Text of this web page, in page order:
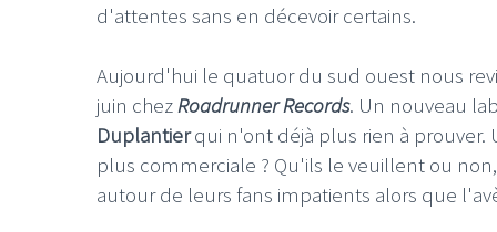
d'attentes sans en décevoir certains.
Aujourd'hui le quatuor du sud ouest nous
juin chezRoadrunner Records. Un nouveau
Duplantierqui n'ont déjà plus rien à
plus commerciale ? Qu'ils le veuillent ou
autour de leurs fans impatients alors que